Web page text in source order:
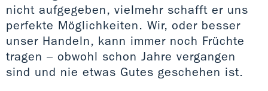
nicht aufgegeben, vielmehr schafft er uns
perfekte Möglichkeiten. Wir, oder besser
unser Handeln, kann immer noch Früchte
tragen – obwohl schon Jahre vergangen
sind und nie etwas Gutes geschehen ist.